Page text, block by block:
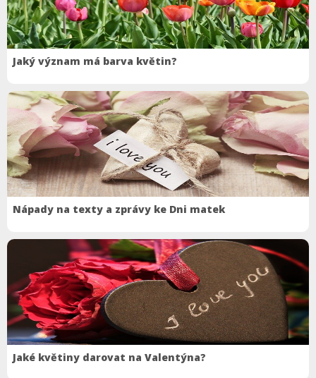
Jaký význam má barva květin?
Nápady na texty a zprávy ke Dni matek
Jaké květiny darovat na Valentýna?